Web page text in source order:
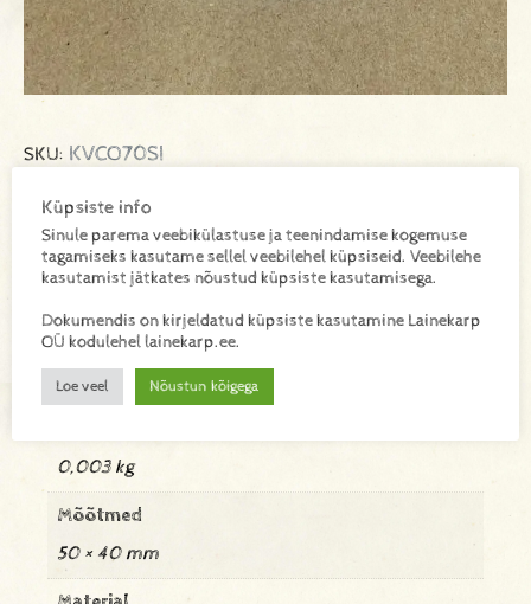
SKU: KVCO70SI
Kogus kastis 300tk
Lisa toode päringukorvi
Lisainfo
0,003 kg
Mõõtmed
50 × 40 mm
Küpsiste info
Sinule parema veebikülastuse ja teenindamise kogemuse
tagamiseks kasutame sellel veebilehel küpsiseid. Veebilehe
kasutamist jätkates nõustud küpsiste kasutamisega.
Dokumendis on kirjeldatud küpsiste kasutamine Lainekarp
OÜ kodulehel lainekarp.ee.
Loe veel Nõustun kõigega